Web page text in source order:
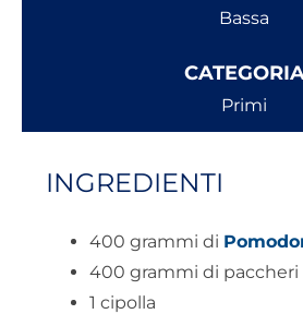
Bassa
Primi
INGREDIENTI
400 grammi di
400 grammi di paccheri
1 cipolla